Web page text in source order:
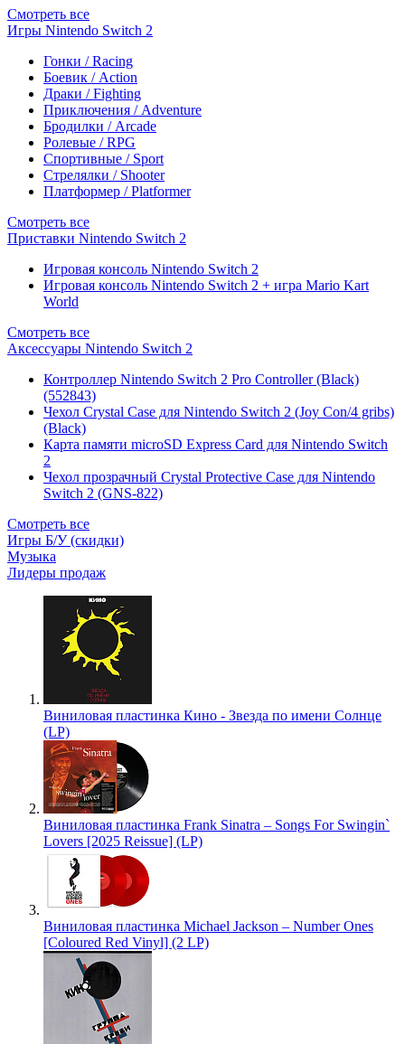
Смотреть все
Игры Nintendo Switch 2
Гонки / Racing
Боевик / Action
Драки / Fighting
Приключения / Adventure
Бродилки / Arcade
Ролевые / RPG
Спортивные / Sport
Стрелялки / Shooter
Платформер / Platformer
Смотреть все
Приставки Nintendo Switch 2
Игровая консоль Nintendo Switch 2
Игровая консоль Nintendo Switch 2 + игра Mario Kart
World
Смотреть все
Аксессуары Nintendo Switch 2
Контроллер Nintendo Switch 2 Pro Controller (Black)
(552843)
Чехол Сrystal Сase для Nintendo Switch 2 (Joy Con/4 gribs)
(Black)
Карта памяти microSD Express Card для Nintendo Switch
2
Чехол прозрачный Crystal Protective Case для Nintendo
Switch 2 (GNS-822)
Смотреть все
Игры Б/У (скидки)
Музыка
Лидеры продаж
Виниловая пластинка Кино - Звезда по имени Солнце
(LP)
Виниловая пластинка Frank Sinatra – Songs For Swingin`
Lovers [2025 Reissue] (LP)
Виниловая пластинка Michael Jackson – Number Ones
[Coloured Red Vinyl] (2 LP)